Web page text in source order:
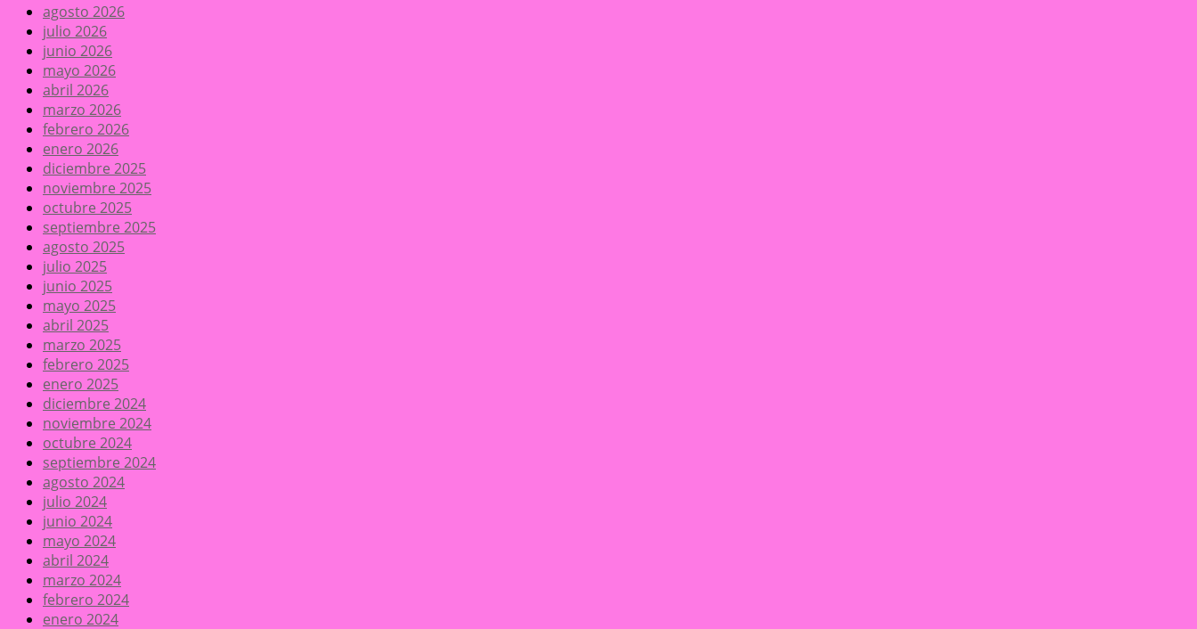
agosto 2026
julio 2026
junio 2026
mayo 2026
abril 2026
marzo 2026
febrero 2026
enero 2026
diciembre 2025
noviembre 2025
octubre 2025
septiembre 2025
agosto 2025
julio 2025
junio 2025
mayo 2025
abril 2025
marzo 2025
febrero 2025
enero 2025
diciembre 2024
noviembre 2024
octubre 2024
septiembre 2024
agosto 2024
julio 2024
junio 2024
mayo 2024
abril 2024
marzo 2024
febrero 2024
enero 2024